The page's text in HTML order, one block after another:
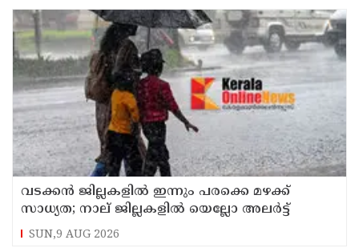
വടക്കന്‍ ജില്ലകളില്‍ ഇന്നും പരക്കെ മഴക്ക്
സാധ്യത; നാല് ജില്ലകളില്‍ യെല്ലോ അലര്‍ട്ട്
SUN,9 AUG 2026